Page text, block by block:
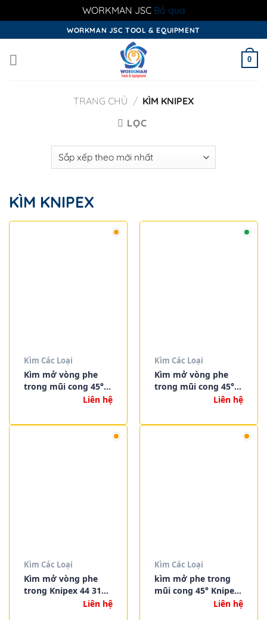
WORKMAN JSC Bỏ qua
to
content
WORKMAN JSC TOOL & EQUIPMENT
0
TRANG CHỦ / KÌM KNIPEX
LỌC
KÌM KNIPEX
Kìm Các Loại
Kìm mở vòng phe
trong mũi cong 45°
Knipex 44 31 J32 –
phe Ø40–100mm dễ
Liên hệ
Kìm Các Loại
Kìm mở vòng phe
trong mũi cong 45°
Knipex 44 31 J22 –
cong chống trượt
Liên hệ
Kìm Các Loại
Kìm mở vòng phe
trong Knipex 44 31
J12 – Mũi cong 45°,
Liên hệ
Kìm Các Loại
kìm mở phe trong
mũi cong 45° Knipex
Liên hệ